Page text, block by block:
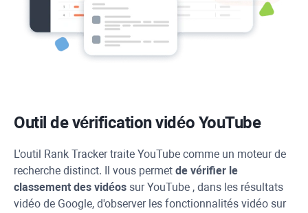
Outil de vérification vidéo YouTube
L'outil Rank Trackertraite YouTube comme un moteur de
recherche distinct. Il vous permet de vérifier le
classement des vidéos surYouTube , dans les résultats
vidéo de Google, d'observer les fonctionnalités vidéo sur